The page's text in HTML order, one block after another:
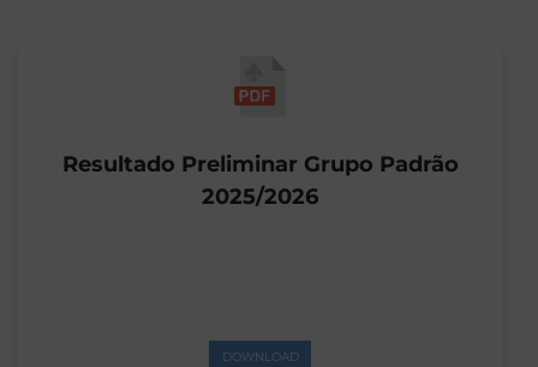
Resultado Preliminar Grupo Padrão
2025/2026
DOWNLOAD